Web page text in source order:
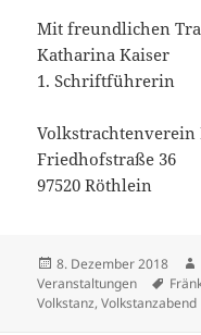
Mit freundlichen
Katharina Kaiser
1. Schriftführerin
Volkstrachtenverein
Friedhofstraße 36
97520 Röthlein
Veröffentlicht
am
8. Dezember 2018
Veranstaltungen
Volkstanz,Volkstanzabend